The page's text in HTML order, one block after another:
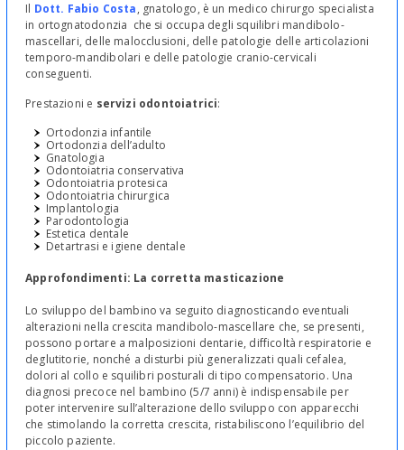
Il Dott. Fabio Costa, gnatologo, è un medico chirurgo specialista
in ortognatodonzia che si occupa degli squilibri mandibolo-
mascellari, delle malocclusioni, delle patologie delle articolazioni
temporo-mandibolari e delle patologie cranio-cervicali
conseguenti.
Prestazioni e servizi odontoiatrici:
Ortodonzia infantile
Ortodonzia dell’adulto
Gnatologia
Odontoiatria conservativa
Odontoiatria protesica
Odontoiatria chirurgica
Implantologia
Parodontologia
Estetica dentale
Detartrasi e igiene dentale
Approfondimenti: La corretta masticazione
Lo sviluppo del bambino va seguito diagnosticando eventuali
alterazioni nella crescita mandibolo-mascellare che, se presenti,
possono portare a malposizioni dentarie, difficoltà respiratorie e
deglutitorie, nonché a disturbi più generalizzati quali cefalea,
dolori al collo e squilibri posturali di tipo compensatorio. Una
diagnosi precoce nel bambino (5/7 anni) è indispensabile per
poter intervenire sull’alterazione dello sviluppo con apparecchi
che stimolando la corretta crescita, ristabiliscono l’equilibrio del
piccolo paziente.